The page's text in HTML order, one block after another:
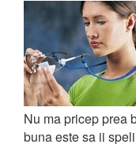
Nu ma pricep prea
buna este sa ii